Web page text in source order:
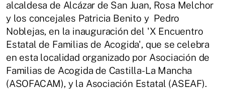
alcaldesa de Alcázar de San Juan, Rosa Melchor
y los concejales Patricia Benito y Pedro
Noblejas, en la inauguración del 'X Encuentro
Estatal de Familias de Acogida', que se celebra
en esta localidad organizado por Asociación de
Familias de Acogida de Castilla-La Mancha
(ASOFACAM), y la Asociación Estatal (ASEAF).